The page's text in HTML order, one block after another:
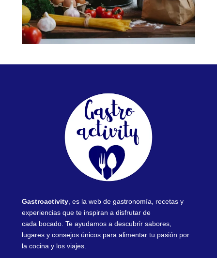
Gastroactivity, es la web de gastronomía, recetas y
experiencias que te inspiran a disfrutar de
cada bocado. Te ayudamos a descubrir sabores,
lugares y consejos únicos para alimentar tu pasión por
la cocina y los viajes.